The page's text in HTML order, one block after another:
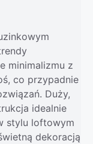
minimalizmu z
co przypadnie
Duży,
idealnie
stylu loftowym
dekoracją